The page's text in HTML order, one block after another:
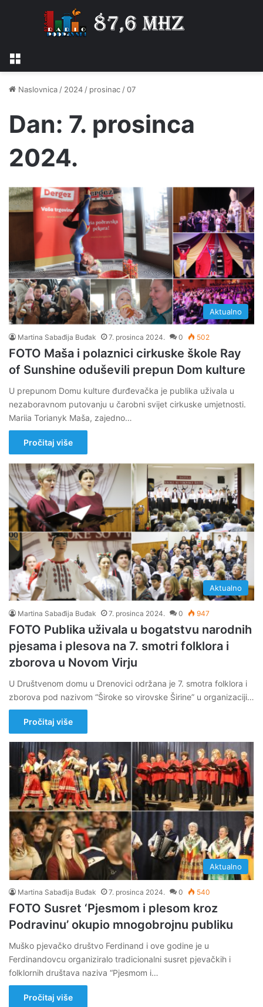
Naslovnica / 2024 / prosinac /07
Dan: 7. prosinca
2024.
Aktualno
Martina Sabađija Buđak 7. prosinca 2024. 0 502
FOTO Maša i polaznici cirkuske škole Ray
of Sunshine oduševili prepun Dom kulture
U prepunom Domu kulture đurđevačka je publika uživala u
nezaboravnom putovanju u čarobni svijet cirkuske umjetnosti.
Mariia Torianyk Maša, zajedno…
Pročitaj više
Aktualno
Martina Sabađija Buđak 7. prosinca 2024. 0 947
FOTO Publika uživala u bogatstvu narodnih
pjesama i plesova na 7. smotri folklora i
zborova u Novom Virju
U Društvenom domu u Drenovici održana je 7. smotra folklora i
zborova pod nazivom “Široke so virovske Širine” u organizaciji…
Pročitaj više
Aktualno
Martina Sabađija Buđak 7. prosinca 2024. 0 540
FOTO Susret ‘Pjesmom i plesom kroz
Podravinu’ okupio mnogobrojnu publiku
Muško pjevačko društvo Ferdinand i ove godine je u
Ferdinandovcu organiziralo tradicionalni susret pjevačkih i
folklornih društava naziva “Pjesmom i…
Pročitaj više